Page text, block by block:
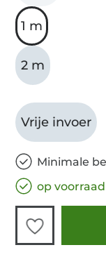
1 m
2 m
Vrije invoer
Minimale
op voorraad